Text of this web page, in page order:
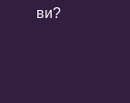
ви?